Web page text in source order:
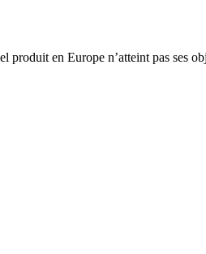
en Europe n’atteint pas ses